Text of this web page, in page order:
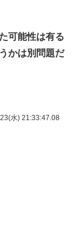
可能性は有る
かは別問題だ
水) 21:33:47.08